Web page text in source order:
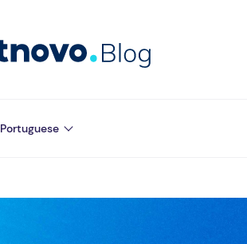
Portuguese